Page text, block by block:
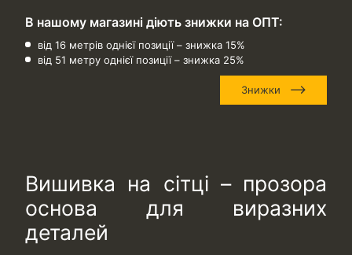
В нашому магазині діють знижки на ОПТ:
від 16 метрів однієї позиції – знижка 15%
від 51 метру однієї позиції – знижка 25%
Знижки
Вишивка на сітці – прозора
основа для виразних
деталей